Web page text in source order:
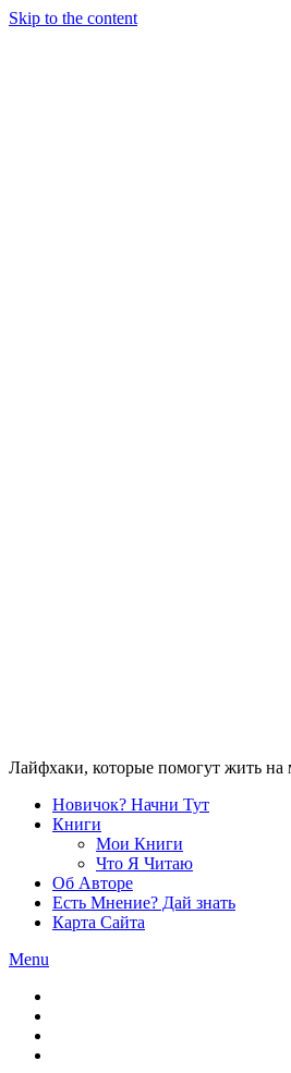
Skip to the content
Лайфхаки, которые помогут жить на
Новичок? Начни Тут
Книги
Мои Книги
Что Я Читаю
Об Авторе
Есть Мнение? Дай знать
Карта Сайта
Menu